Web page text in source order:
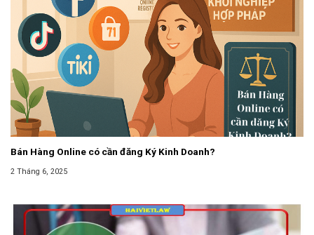
Bán Hàng Online có cần đăng Ký Kinh Doanh?
2 Tháng 6, 2025